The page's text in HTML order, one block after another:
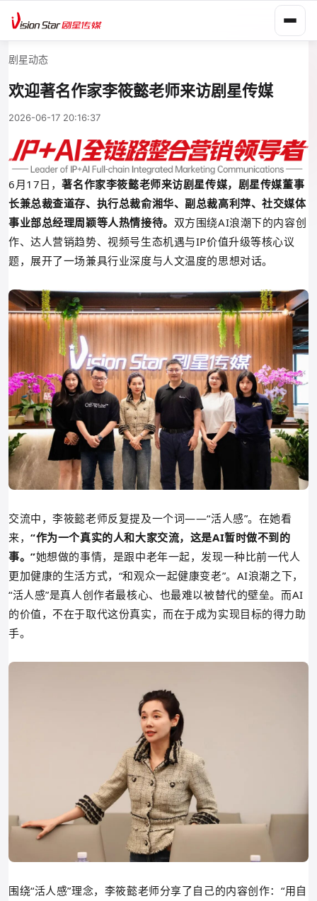
剧星动态
欢迎著名作家李筱懿老师来访剧星传媒
2026-06-17 20:16:37
6月17日，著名作家李筱懿老师来访剧星传媒，剧星传媒董事
长兼总裁查道存、执行总裁俞湘华、副总裁高利萍、社交媒体
事业部总经理周颖等人热情接待。 双方围绕AI浪潮下的内容创
作、达人营销趋势、视频号生态机遇与IP价值升级等核心议
题，展开了一场兼具行业深度与人文温度的思想对话。
交流中，李筱懿老师反复提及一个词——“活人感”。在她看
来，“作为一个真实的人和大家交流，这是AI暂时做不到的
事。”她想做的事情，是跟中老年一起，发现一种比前一代人
更加健康的生活方式， “和观众一起健康变老”。 AI浪潮之下，
“活人感”是真人创作者最核心、也最难以被替代的壁垒。而AI
的价值，不在于取代这份真实，而在于成为实现目标的得力助
手。
围绕“活人感”理念，李筱懿老师分享了自己的内容创作：“用自